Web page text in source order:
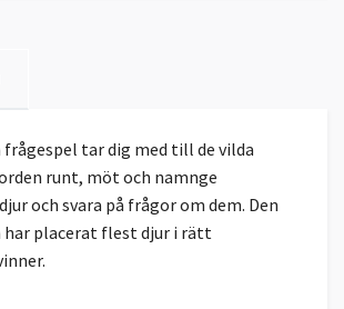
tar dig med till de vilda
runt, möt och namnge
och svara på frågor om dem. Den
har placerat flest djur i rätt